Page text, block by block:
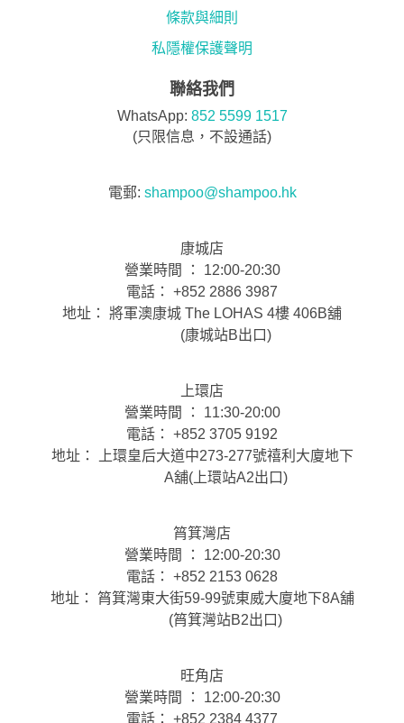
條款與細則
私隱權保護聲明
聯絡我們
WhatsApp: 852 5599 1517
(只限信息，不設通話)
電郵: shampoo@shampoo.hk
康城店
營業時間 ： 12:00-20:30
電話： +852 2886 3987
地址： 將軍澳康城 The LOHAS 4樓 406B舖
(康城站B出口)
上環店
營業時間 ： 11:30-20:00
電話： +852 3705 9192
地址： 上環皇后大道中273-277號禧利大廈地下
A舖(上環站A2出口)
筲箕灣店
營業時間 ： 12:00-20:30
電話： +852 2153 0628
地址： 筲箕灣東大街59-99號東威大廈地下8A舖
(筲箕灣站B2出口)
旺角店
營業時間 ： 12:00-20:30
電話： +852 2384 4377